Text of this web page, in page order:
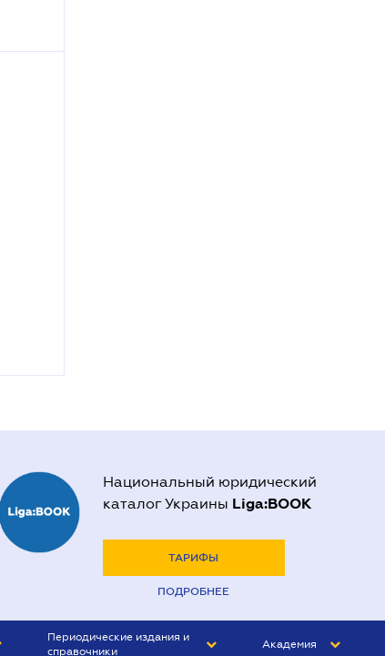
Национальный юридический
каталог Украины Liga:BOOK
ТАРИФЫ
ПОДРОБНЕЕ
Периодические издания и
справочники
Академия